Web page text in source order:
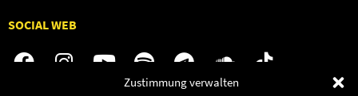
Zustimmung verwalten
SOCIAL WEB